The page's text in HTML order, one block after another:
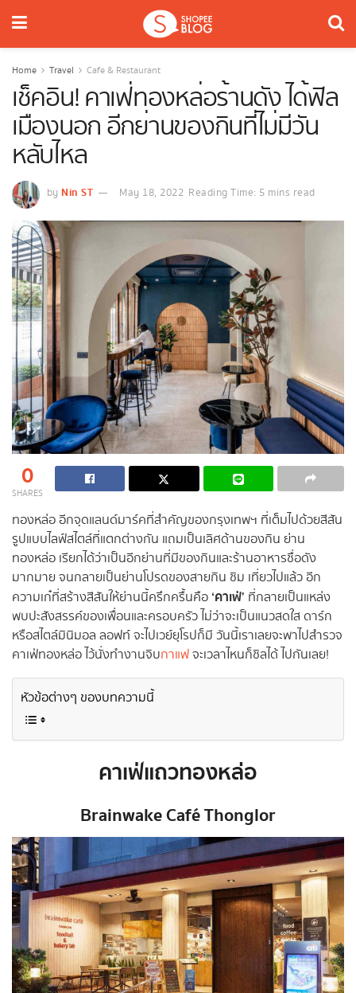
Home Travel Cafe & Restaurant
เช็คอิน! คาเฟ่ทองหล่อร้านดัง ได้ฟิล
เมืองนอก อีกย่านของกินที่ไม่มีวัน
หลับไหล
by Nin ST May 18, 2022 Reading Time: 5 mins read
0
SHARES
ทองหล่อ อีกจุดแลนด์มาร์คที่สำคัญของกรุงเทพฯ ที่เต็มไปด้วยสีสัน
รูปแบบไลฟ์สไตล์ที่แตกต่างกัน แถมเป็นเลิศด้านของกิน ย่าน
ทองหล่อ เรียกได้ว่าเป็นอีกย่านที่มีของกินและร้านอาหารชื่อดัง
มากมาย จนกลายเป็นย่านโปรดของสายกิน ชิม เที่ยวไปแล้ว อีก
ความเก๋ที่สร้างสีสันให้ย่านนี้ครึกครื้นคือ ‘คาเฟ่’ ที่กลายเป็นแหล่ง
พบปะสังสรรค์ของเพื่อนและครอบครัว ไม่ว่าจะเป็นแนวสดใส ดาร์ก
หรือสไตล์มินิมอล ลอฟท์ จะไปเวย์ยุโรปก็มี วันนี้เราเลยจะพาไปสำรวจ
คาเฟ่ทองหล่อ ไว้นั่งทำงานจิบกาแฟจะเวลาไหนก็ชิลได้ ไปกันเลย!
หัวข้อต่างๆ ของบทความนี้
คาเฟ่แถวทองหล่อ
Brainwake Café Thonglor